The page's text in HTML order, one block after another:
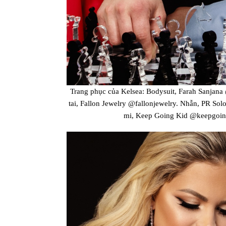
Trang phục của Kelsea: Bodysuit, Farah
tai, Fallon Jewelry @fallonjewelry. Nhẫn, PR
mi, Keep Going Kid